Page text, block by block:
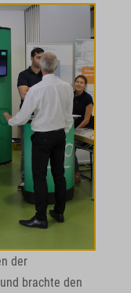
der
brachte den